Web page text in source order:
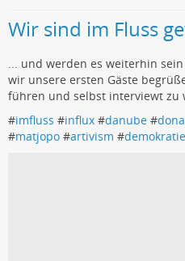
Wir sind im Fluss
... und werden es weiterhin
wir unsere ersten Gäste
führen und selbst interviewt zu
#imfluss #influx #danube #
#matjopo #artivism #demokratie